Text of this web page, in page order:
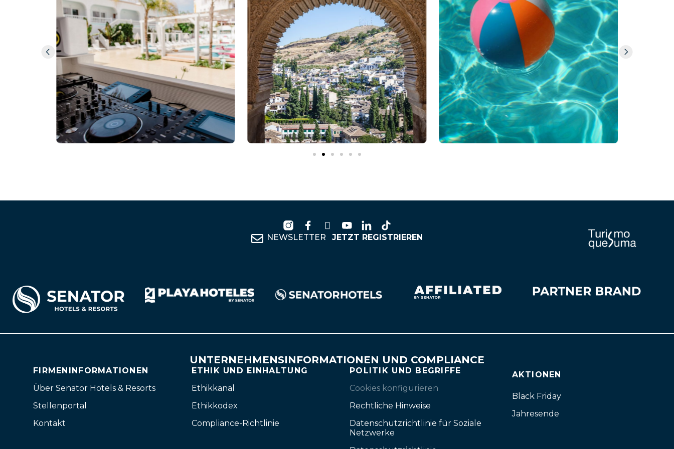
NEWSLETTER JETZT REGISTRIEREN
UNTERNEHMENSINFORMATIONEN UND COMPLIANCE
FIRMENINFORMATIONEN
Über Senator Hotels & Resorts
Stellenportal
Kontakt
ETHIK UND EINHALTUNG
Ethikkanal
Ethikkodex
Compliance-Richtlinie
POLITIK UND BEGRIFFE
Cookies konfigurieren
Rechtliche Hinweise
Datenschutzrichtlinie für Soziale
Netzwerke
AKTIONEN
Black Friday
Jahresende